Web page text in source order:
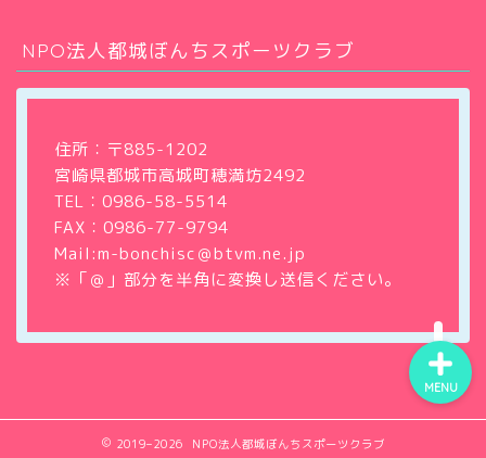
NPO法人都城ぼんちスポーツクラブ
住所：〒885-1202
宮崎県都城市高城町穂満坊2492
TEL： 0986-58-5514
FAX：0986-77-9794
Mail:m-bonchisc＠btvm.ne.jp
※「＠」部分を半角に変換し送信ください。
2019–2026 NPO法人都城ぼんちスポーツクラブ
MENU
ホーム
教室・サークル
大会・イベント情報